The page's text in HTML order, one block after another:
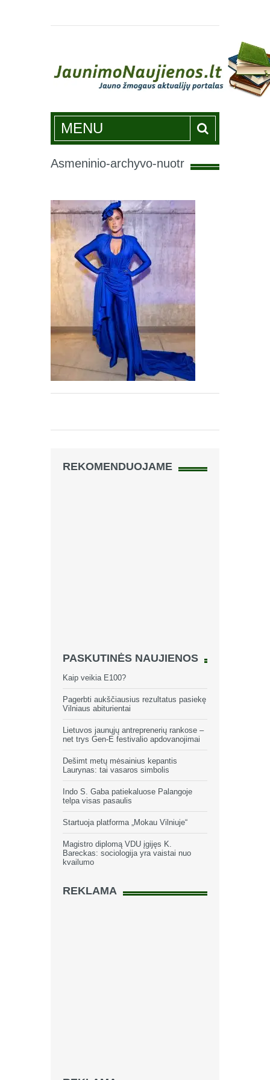
Jaunimonaujienos.lt
MENU
Asmeninio-archyvo-nuotr
REKOMENDUOJAME
PASKUTINĖS NAUJIENOS
Kaip veikia E100?
Pagerbti aukščiausius rezultatus pasiekę
Vilniaus abiturientai
Lietuvos jaunųjų antreprenerių rankose –
net trys Gen-E festivalio apdovanojimai
Dešimt metų mėsainius kepantis
Laurynas: tai vasaros simbolis
Indo S. Gaba patiekaluose Palangoje
telpa visas pasaulis
Startuoja platforma „Mokau Vilniuje“
Magistro diplomą VDU įgijęs K.
Bareckas: sociologija yra vaistai nuo
kvailumo
REKLAMA